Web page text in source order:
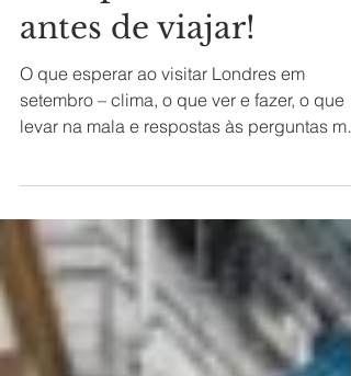
Setembro, o que
você precisa saber
antes de viajar!
levar na mala e respostas às perguntas
frequentes!...